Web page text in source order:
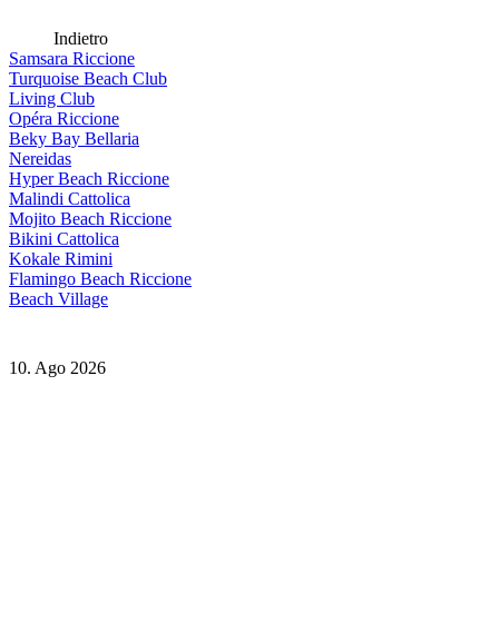
Indietro
Samsara Riccione
Turquoise Beach Club
Living Club
Opéra Riccione
Beky Bay Bellaria
Nereidas
Hyper Beach Riccione
Malindi Cattolica
Mojito Beach Riccione
Bikini Cattolica
Kokale Rimini
Flamingo Beach Riccione
Beach Village
10. Ago 2026